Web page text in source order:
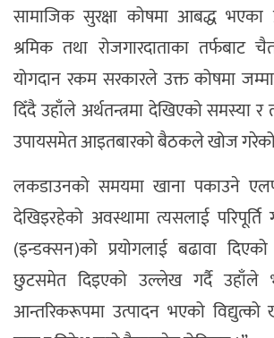
सामाजिक सुरक्षा कोषमा आबद्ध भएका
श्रमिक तथा रोजगारदाताका तर्फबाट
योगदान रकम सरकारले उक्त कोषमा
दिँदै उहाँले अर्थतन्त्रमा देखिएको समस्या
उपायसमेत आइतबारको बैठकले खोज गरेको
लकडाउनको समयमा खाना पकाउने
देखिइरहेको अवस्थामा त्यसलाई परिपूर्ति
(इन्डक्सन)को प्रयोगलाई बढावा
छुटसमेत दिइएको उल्लेख गर्दै उहाँले
आन्तरिकरूपमा उत्पादन भएको